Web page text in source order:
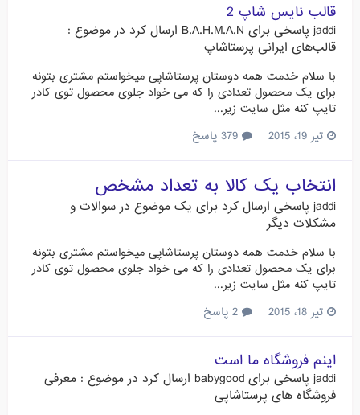
قالب نایس شاپ 2
jaddiپاسخی برای B.A.H.M.A.N ارسال کرد در موضوع :
قالب‌های ایرانی پرستاشاپ
با سلام خدمت همه دوستان پرستاشاپی میخواستم مشتری بتونه
برای یک محصول تعدادی را که می خواد جلوی محصول توی کادر
تایپ کنه مثل سایت زیر...
تیر 19، 2015
انتخاب یک کالا به تعداد مشخص
jaddiپاسخی ارسال کرد برای یک موضوع در سوالات و
مشکلات دیگر
با سلام خدمت همه دوستان پرستاشاپی میخواستم مشتری بتونه
برای یک محصول تعدادی را که می خواد جلوی محصول توی کادر
تایپ کنه مثل سایت زیر...
تیر 18، 2015
اینم فروشگاه ما است
jaddiپاسخی برای babygood ارسال کرد در موضوع : معرفی
فروشگاه های پرستاشاپی